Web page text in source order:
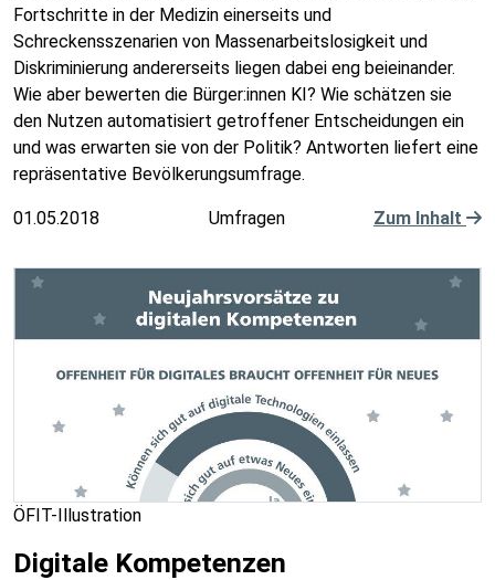
Fortschritte in der Medizin einerseits und
Schreckensszenarien von Massenarbeitslosigkeit und
Diskriminierung andererseits liegen dabei eng beieinander.
Wie aber bewerten die Bürger:innen KI? Wie schätzen sie
den Nutzen automatisiert getroffener Entscheidungen ein
und was erwarten sie von der Politik? Antworten liefert eine
repräsentative Bevölkerungsumfrage.
01.05.2018 Umfragen Zum Inhalt
ÖFIT-Illustration
Digitale Kompetenzen